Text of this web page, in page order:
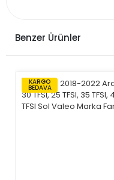
Benzer Ürünler
KARGO
BEDAVA